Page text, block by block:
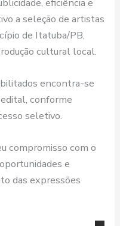
a seleção de artistas
de Itatuba/PB,
cultural local.
encontra-se
conforme
seletivo.
compromisso com o
e
das expressões